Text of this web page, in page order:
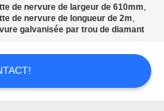
de nervure de largeur de 610mm,
de nervure de longueur de 2m,
galvanisée par trou de diamant